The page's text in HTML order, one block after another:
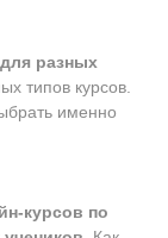
разных
типов курсов.
именно
курсов по